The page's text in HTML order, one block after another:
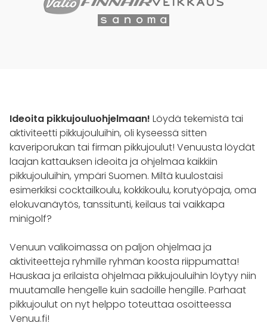
Ideoita pikkujouluohjelmaan! Löydä tekemistä tai
aktiviteetti pikkujouluihin, oli kyseessä sitten
kaveriporukan tai firman pikkujoulut! Venuusta löydät
laajan kattauksen ideoita ja ohjelmaa kaikkiin
pikkujouluihin, ympäri Suomen. Miltä kuulostaisi
esimerkiksi cocktailkoulu, kokkikoulu, korutyöpaja, oma
elokuvanäytös, tanssitunti, keilaus tai vaikkapa
minigolf?
Venuun valikoimassa on paljon ohjelmaa ja
aktiviteetteja ryhmille ryhmän koosta riippumatta!
Hauskaa ja erilaista ohjelmaa pikkujouluihin löytyy niin
muutamalle hengelle kuin sadoille hengille. Parhaat
pikkujoulut on nyt helppo toteuttaa osoitteessa
Venuu.fi!